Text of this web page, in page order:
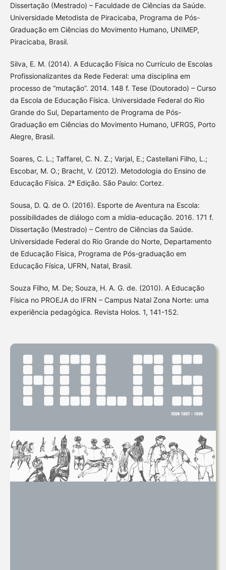
Dissertação (Mestrado) – Faculdade de Ciências da Saúde.
Universidade Metodista de Piracicaba, Programa de Pós-
Graduação em Ciências do Movimento Humano, UNIMEP,
Piracicaba, Brasil.
Silva, E. M. (2014). A Educação Física no Currículo de Escolas
Profissionalizantes da Rede Federal: uma disciplina em
processo de “mutação”. 2014. 148 f. Tese (Doutorado) – Curso
da Escola de Educação Física. Universidade Federal do Rio
Grande do Sul, Departamento de Programa de Pós-
Graduação em Ciências do Movimento Humano, UFRGS, Porto
Alegre, Brasil.
Soares, C. L.; Taffarel, C. N. Z.; Varjal, E.; Castellani Filho, L.;
Escobar, M. O.; Bracht, V. (2012). Metodologia do Ensino de
Educação Física. 2ª Edição. São Paulo: Cortez.
Sousa, D. Q. de O. (2016). Esporte de Aventura na Escola:
possibilidades de diálogo com a mídia-educação. 2016. 171 f.
Dissertação (Mestrado) – Centro de Ciências da Saúde.
Universidade Federal do Rio Grande do Norte, Departamento
de Educação Física, Programa de Pós-graduação em
Educação Física, UFRN, Natal, Brasil.
Souza Filho, M. De; Souza, H. A. G. de. (2010). A Educação
Física no PROEJA do IFRN – Campus Natal Zona Norte: uma
experiência pedagógica. Revista Holos. 1, 141-152.